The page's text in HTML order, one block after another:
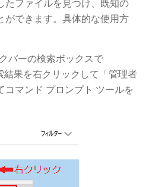
たファイルを見つけ、既知の
ができます。具体的な使用方
バーの検索ボックスで
結果を右クリックして「管理者
コマンド プロンプト ツールを